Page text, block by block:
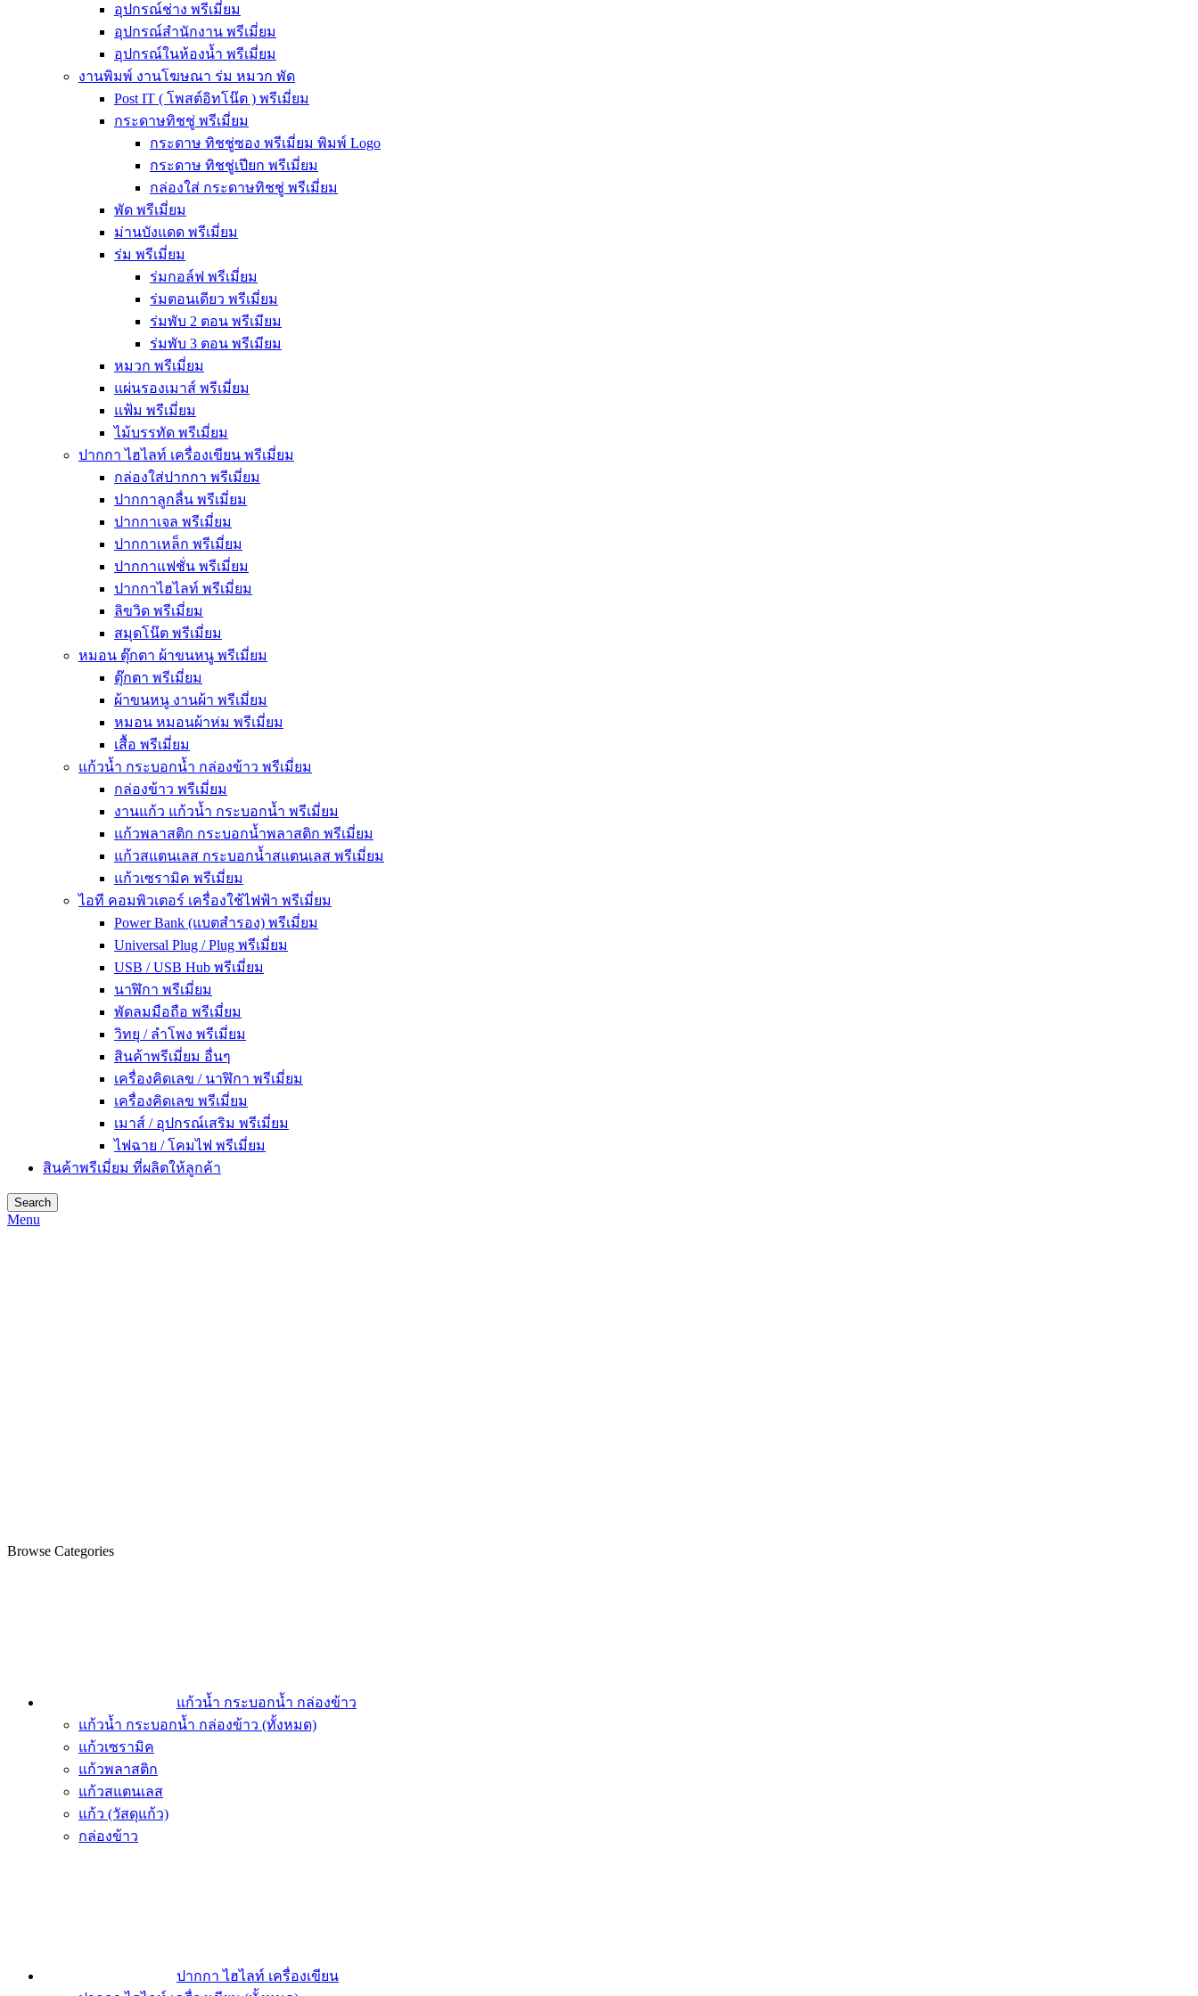
อุปกรณ์ช่าง พรีเมี่ยม
อุปกรณ์สำนักงาน พรีเมี่ยม
อุปกรณ์ในห้องน้ำ พรีเมี่ยม
งานพิมพ์ งานโฆษณา ร่ม หมวก พัด
Post IT ( โพสต์อิทโน๊ต ) พรีเมี่ยม
กระดาษทิชชู่ พรีเมี่ยม
กระดาษ ทิชชู่ซอง พรีเมี่ยม พิมพ์ Logo
กระดาษ ทิชชู่เปียก พรีเมี่ยม
กล่องใส่ กระดาษทิชชู่ พรีเมี่ยม
พัด พรีเมี่ยม
ม่านบังแดด พรีเมี่ยม
ร่ม พรีเมี่ยม
ร่มกอล์ฟ พรีเมี่ยม
ร่มตอนเดียว พรีเมี่ยม
ร่มพับ 2 ตอน พรีเมียม
ร่มพับ 3 ตอน พรีเมียม
หมวก พรีเมี่ยม
แผ่นรองเมาส์ พรีเมี่ยม
แฟ้ม พรีเมี่ยม
ไม้บรรทัด พรีเมี่ยม
ปากกา ไฮไลท์ เครื่องเขียน พรีเมี่ยม
กล่องใส่ปากกา พรีเมี่ยม
ปากกาลูกลื่น พรีเมี่ยม
ปากกาเจล พรีเมี่ยม
ปากกาเหล็ก พรีเมี่ยม
ปากกาแฟชั่น พรีเมี่ยม
ปากกาไฮไลท์ พรีเมี่ยม
ลิขวิด พรีเมี่ยม
สมุดโน๊ต พรีเมี่ยม
หมอน ตุ๊กตา ผ้าขนหนู พรีเมี่ยม
ตุ๊กตา พรีเมี่ยม
ผ้าขนหนู งานผ้า พรีเมี่ยม
หมอน หมอนผ้าห่ม พรีเมี่ยม
เสื้อ พรีเมี่ยม
แก้วน้ำ กระบอกน้ำ กล่องข้าว พรีเมี่ยม
กล่องข้าว พรีเมี่ยม
งานแก้ว แก้วน้ำ กระบอกน้ำ พรีเมี่ยม
แก้วพลาสติก กระบอกน้ำพลาสติก พรีเมี่ยม
แก้วสแตนเลส กระบอกน้ำสแตนเลส พรีเมี่ยม
แก้วเซรามิค พรีเมี่ยม
ไอที คอมพิวเตอร์ เครื่องใช้ไฟฟ้า พรีเมี่ยม
Power Bank (แบตสำรอง) พรีเมี่ยม
Universal Plug / Plug พรีเมี่ยม
USB / USB Hub พรีเมี่ยม
นาฬิกา พรีเมี่ยม
พัดลมมือถือ พรีเมี่ยม
วิทยุ / ลำโพง พรีเมี่ยม
สินค้าพรีเมี่ยม อื่นๆ
เครื่องคิดเลข / นาฬิกา พรีเมี่ยม
เครื่องคิดเลข พรีเมี่ยม
เมาส์ / อุปกรณ์เสริม พรีเมี่ยม
ไฟฉาย / โคมไฟ พรีเมี่ยม
สินค้าพรีเมี่ยม ที่ผลิตให้ลูกค้า
Search
Menu
Browse Categories
แก้วน้ำ กระบอกน้ำ กล่องข้าว
แก้วน้ำ กระบอกน้ำ กล่องข้าว (ทั้งหมด)
แก้วเซรามิค
แก้วพลาสติก
แก้วสแตนเลส
แก้ว (วัสดุแก้ว)
กล่องข้าว
ปากกา ไฮไลท์ เครื่องเขียน